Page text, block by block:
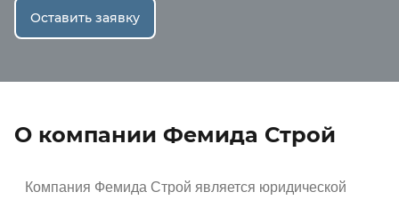
Оставить заявку
О компании Фемида Строй
Компания Фемида Строй является юридической